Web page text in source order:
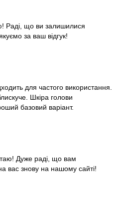
Раді, що ви залишилися
за ваш відгук!
для частого використання.
Шкіра голови
базовий варіант.
Дуже раді, що вам
вас знову на нашому сайті!